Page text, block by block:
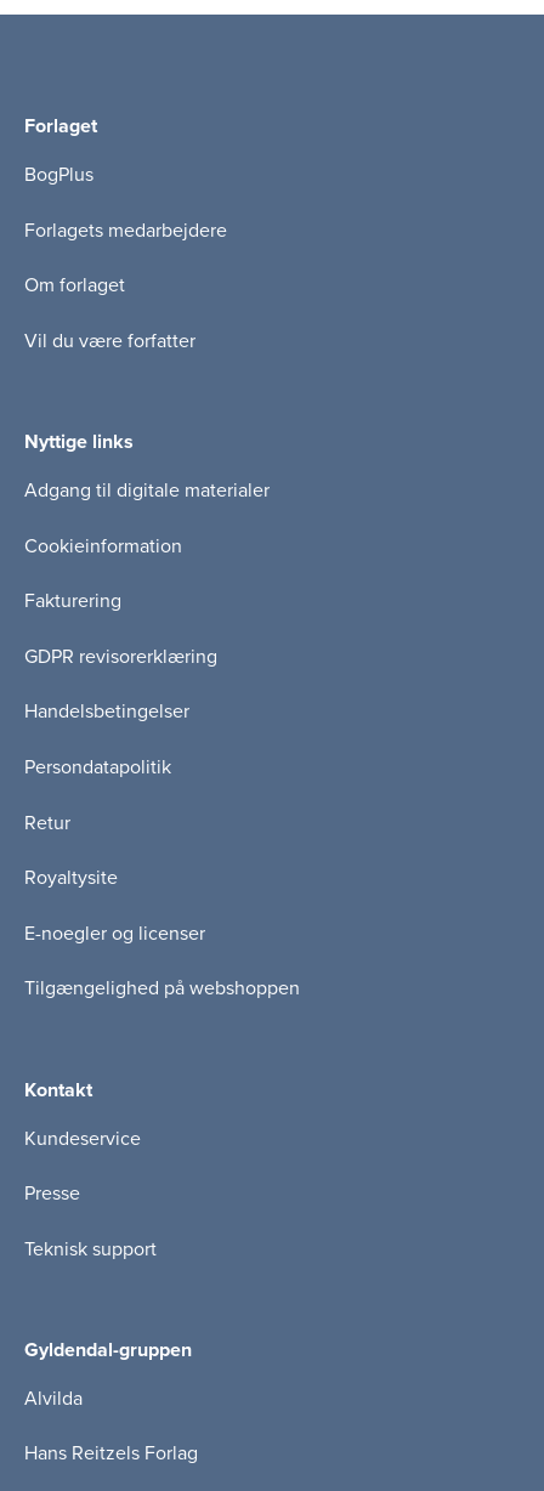
Forlaget
BogPlus
Forlagets medarbejdere
Om forlaget
Vil du være forfatter
Nyttige links
Adgang til digitale materialer
Cookieinformation
Fakturering
GDPR revisorerklæring
Handelsbetingelser
Persondatapolitik
Retur
Royaltysite
E-noegler og licenser
Tilgængelighed på webshoppen
Kontakt
Kundeservice
Presse
Teknisk support
Gyldendal-gruppen
Alvilda
Hans Reitzels Forlag